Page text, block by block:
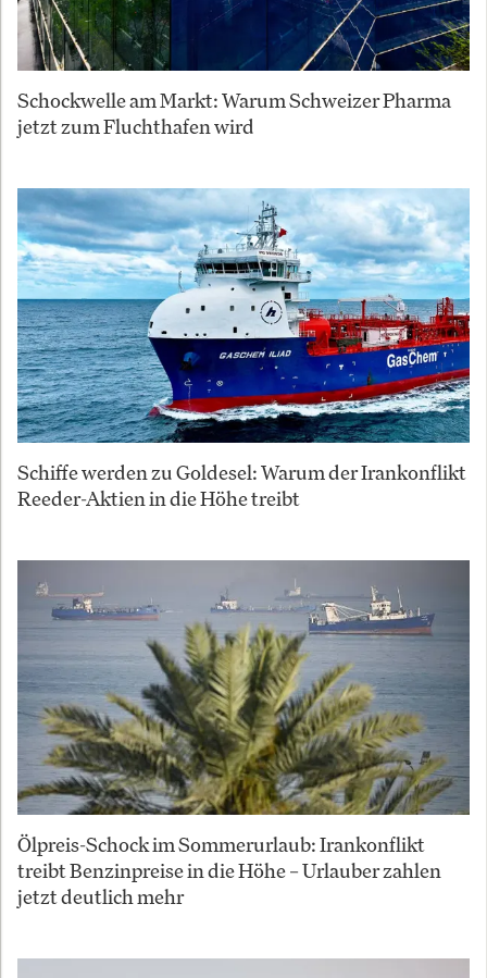
Schockwelle am Markt: Warum Schweizer Pharma
jetzt zum Fluchthafen wird
Schiffe werden zu Goldesel: Warum der Irankonflikt
Reeder-Aktien in die Höhe treibt
Ölpreis-Schock im Sommerurlaub: Irankonflikt
treibt Benzinpreise in die Höhe – Urlauber zahlen
jetzt deutlich mehr